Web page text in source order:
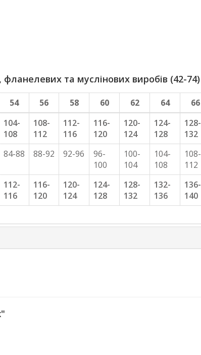
та муслінових виробів (42-74)
54 56 58 60 62 64 66
104-
108
108-
112
112-
116
116-
120
120-
124
124-
128
128-
132
84-88 88-92 92-96
96-
100
100-
104
104-
108
108-
112
112-
116
116-
120
120-
124
124-
128
128-
132
132-
136
136-
140